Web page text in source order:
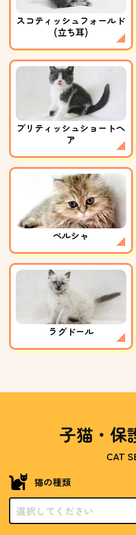
スコティッシュフォールド
(立ち耳)
ブリティッシュショートヘ
ア
ペルシャ
ラグドール
子猫・保
CAT
猫の種類